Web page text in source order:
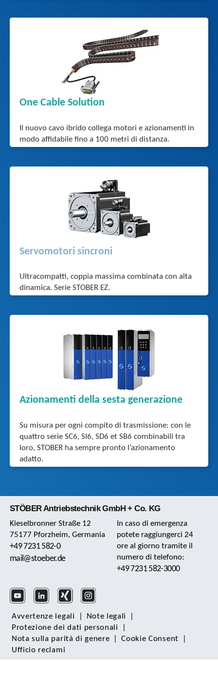
One Cable Solution
Il nuovo cavo ibrido collega motori e azionamenti in
modo affidabile fino a 100 metri di distanza.
Servomotori sincroni
Ultracompatti, coppia massima combinata con alta
dinamica. Serie STOBER EZ.
Azionamenti della sesta generazione
Su misura per ogni compito di trasmissione: con le
quattro serie SC6, SI6, SD6 et SB6 combinabili tra
loro, STOBER ha sempre pronto l’azionamento
adatto.
STÖBER Antriebstechnik GmbH + Co. KG
Kieselbronner Straße 12
75177 Pforzheim, Germania
+49 7231 582-0
mail@stoeber.de
In caso di emergenza
potete raggiungerci 24
ore al giorno tramite il
numero di telefono:
+49 7231 582-3000
Avvertenze legali Note legali
Protezione dei dati personali
Nota sulla parità di genere
Cookie Consent
Ufficio reclami